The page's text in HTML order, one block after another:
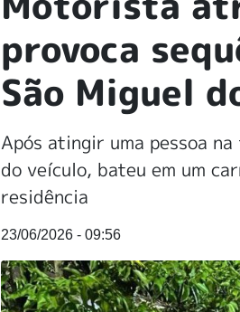
provoca
São Miguel
Após atingir uma pessoa
do veículo, bateu em um
residência
23/06/2026 - 09:56